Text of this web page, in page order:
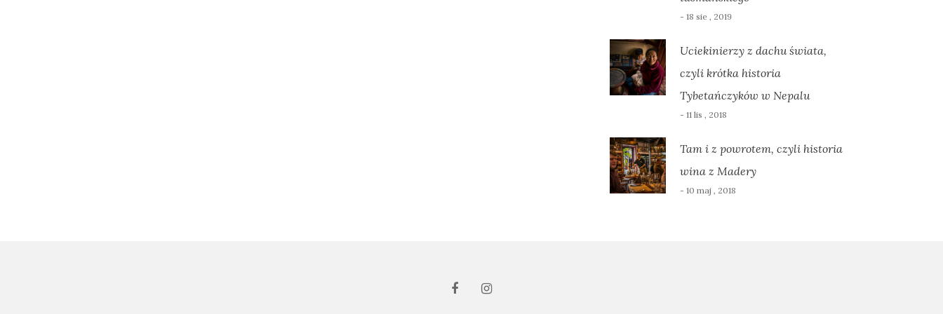
- 18 sie , 2019
Uciekinierzy z dachu świata,
czyli krótka historia
Tybetańczyków w Nepalu
- 11 lis , 2018
Tam i z powrotem, czyli historia
wina z Madery
- 10 maj , 2018